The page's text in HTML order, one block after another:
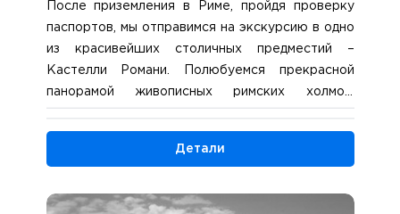
После приземления в Риме, пройдя проверку
паспортов, мы отправимся на экскурсию в одно
из красивейших столичных предместий –
Кастелли Романи. Полюбуемся прекрасной
панорамой живописных римских холмов,
летняя резиденция Папы Римского. Увидим
Неми, полюбуемся самыми красивыми
направимся в морской порт и пройдем
Детали